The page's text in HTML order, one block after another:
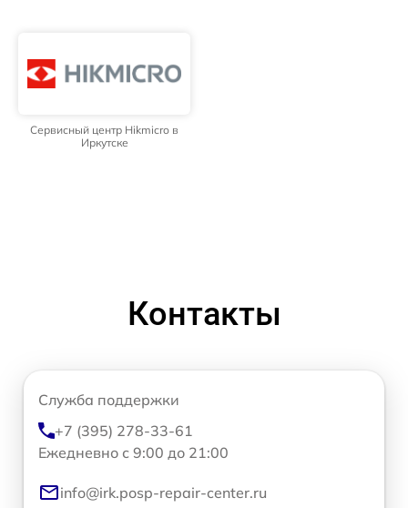
Сервисный центр Hikmicro в
Иркутске
Контакты
Служба поддержки
+7 (395) 278-33-61
Ежедневно с 9:00 до 21:00
info@irk.posp-repair-center.ru